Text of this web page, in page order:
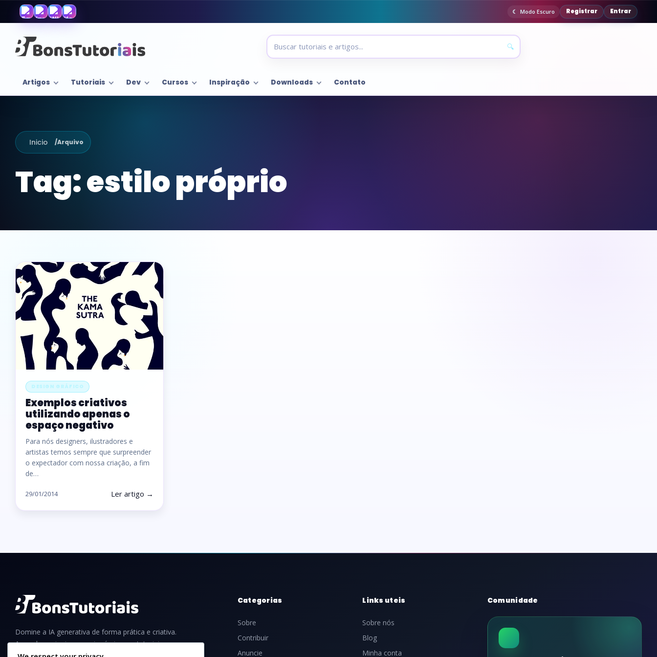
Modo Escuro Registrar Entrar
🔍
Artigos Tutoriais Dev Cursos Inspiração Downloads Contato
Inicio /Arquivo
Tag:estilo próprio
DESIGN GRÁFICO
Exemplos criativos
utilizando apenas o
espaço negativo
Para nós designers, ilustradores e
artistas temos sempre que surpreender
o expectador com nossa criação, a fim
de…
29/01/2014 Ler artigo →
Domine a IA generativa de forma prática e criativa.
Aprenda a criar imagens incríveis com tutoriais,
Categorias
Sobre
Contribuir
Anuncie
Links uteis
Sobre nós
Blog
Minha conta
Comunidade